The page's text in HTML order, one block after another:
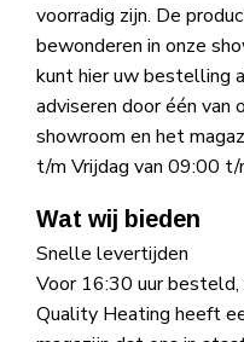
voorradig zijn. De
bewonderen in onze
kunt hier uw bestelling
adviseren door één van
showroom en het
t/m Vrijdag van 09:00 t/
Wat wij bieden
Snelle levertijden
Voor 16:30 uur besteld,
Quality Heating heeft